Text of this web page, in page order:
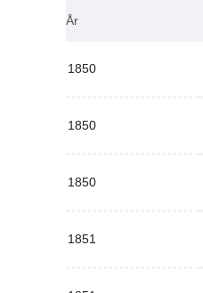
År
1850
1850
1850
1851